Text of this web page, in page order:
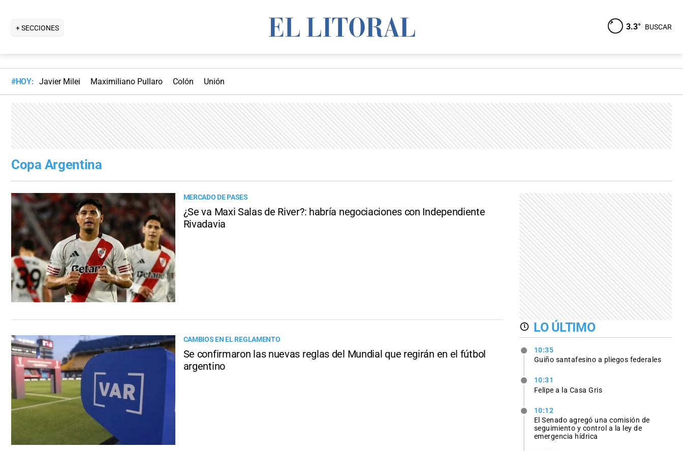
+ SECCIONES 3.3° BUSCAR
#HOY: Javier Milei Maximiliano Pullaro Colón Unión
Copa Argentina
MERCADO DE PASES
¿Se va Maxi Salas de River?: habría negociaciones con Independiente
Rivadavia
CAMBIOS EN EL REGLAMENTO
Se confirmaron las nuevas reglas del Mundial que regirán en el fútbol
argentino
LO ÚLTIMO
10:35
Guiño santafesino a pliegos federales
10:31
Felipe a la Casa Gris
10:12
El Senado agregó una comisión de
seguimiento y control a la ley de
emergencia hídrica